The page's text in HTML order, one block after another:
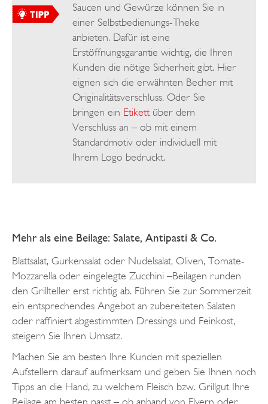
Saucen und Gewürze können Sie in
einer Selbstbedienungs-Theke
anbieten. Dafür ist eine
Erstöffnungsgarantie wichtig, die Ihren
Kunden die nötige Sicherheit gibt. Hier
eignen sich die erwähnten Becher mit
Originalitätsverschluss. Oder Sie
bringen ein Etikettüber dem
Verschluss an – ob mit einem
Standardmotiv oder individuell mit
Ihrem Logo bedruckt.
Mehr als eine Beilage: Salate, Antipasti & Co.
Blattsalat, Gurkensalat oder Nudelsalat, Oliven, Tomate-
Mozzarella oder eingelegte Zucchini –Beilagen runden
den Grillteller erst richtig ab. Führen Sie zur Sommerzeit
ein entsprechendes Angebot an zubereiteten Salaten
oder raffiniert abgestimmten Dressings und Feinkost,
steigern Sie Ihren Umsatz.
Machen Sie am besten Ihre Kunden mit speziellen
Aufstellern darauf aufmerksam und geben Sie Ihnen noch
Tipps an die Hand, zu welchem Fleisch bzw. Grillgut Ihre